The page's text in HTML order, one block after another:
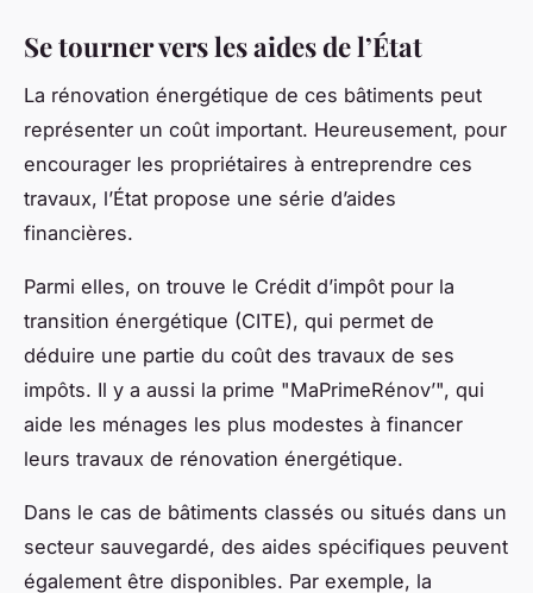
Se tourner vers les aides de l’État
La rénovation énergétique de ces bâtiments peut
représenter un coût important. Heureusement, pour
encourager les propriétaires à entreprendre ces
travaux, l’État propose une série d’aides
financières.
Parmi elles, on trouve le Crédit d’impôt pour la
transition énergétique (CITE), qui permet de
déduire une partie du coût des travaux de ses
impôts. Il y a aussi la prime "MaPrimeRénov’", qui
aide les ménages les plus modestes à financer
leurs travaux de rénovation énergétique.
Dans le cas de bâtiments classés ou situés dans un
secteur sauvegardé, des aides spécifiques peuvent
également être disponibles. Par exemple, la